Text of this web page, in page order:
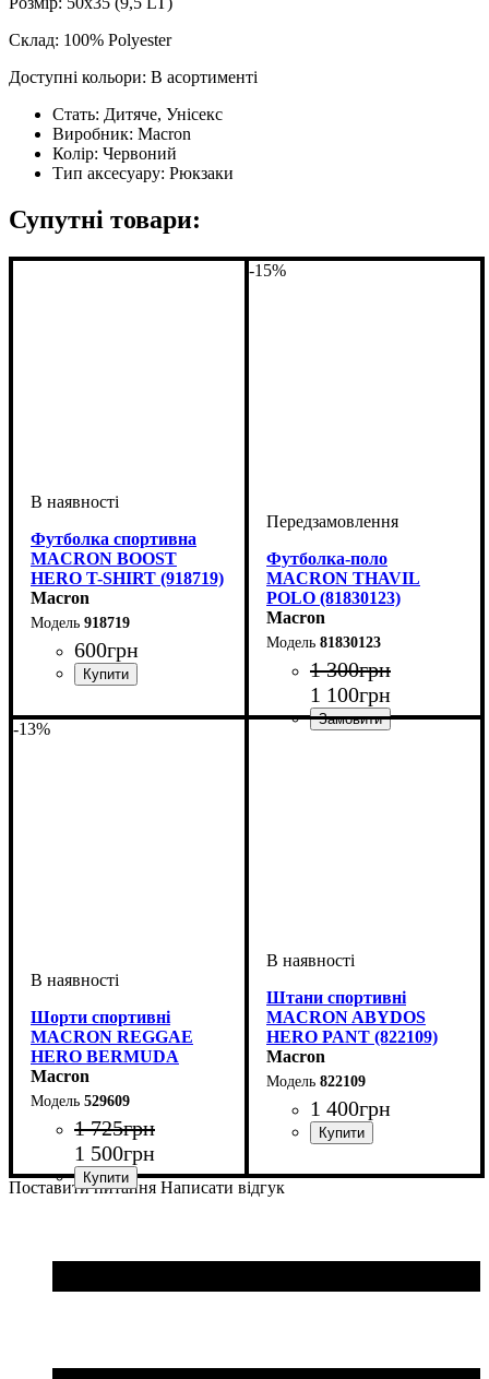
Склад: 100% Polyester
Доступні кольори: В асортименті
Стать: Дитяче, Унісекс
Виробник: Macron
Колір: Червоний
Тип аксесуару: Рюкзаки
Супутні товари:
Футболка спортивна
MACRON BOOST
HERO T-SHIRT (918719)
Macron
918719
600грн
Чоловічий
-15%
Футболка-поло
MACRON THAVIL
POLO (81830123)
Macron
81830123
1 300грн
1 100грн
-13%
Шорти спортивні
MACRON REGGAE
HERO BERMUDA
(529609)
Macron
529609
1 725грн
1 500грн
Колір: Чорний
Штани спортивні
MACRON ABYDOS
HERO PANT (822109)
Macron
822109
1 400грн
Поставити питання Написати відгук